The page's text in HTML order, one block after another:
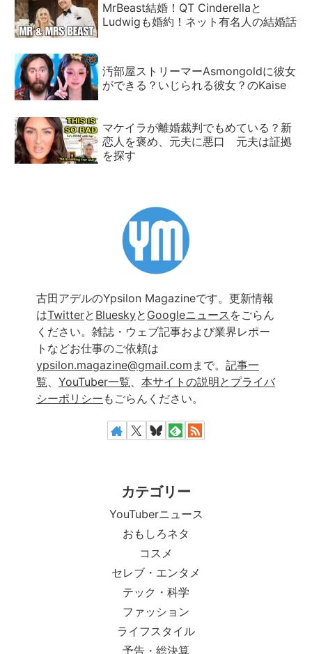
MrBeast結婚！QT Cinderellaと
Ludwigも婚約！ネット有名人の結婚話
汚部屋ストリーマーAsmongoldに彼女
ができる？いじられる彼女？のKaise
マケイラが離婚裁判でもめている？新
恋人を褒め、元夫に悪口 元夫は証拠
を探す
古田アデルのYpsilon Magazineです。更新情報
はTwitterと Blueskyと Googleニュース をごらん
ください。雑誌・ウェブ記事および業界レポー
トなどお仕事のご依頼は
ypsilon.magazine@gmail.com まで。 記事一
覧
YouTuber一覧
本サイトの説明とプライバ
シーポリシー もごらんください。
カテゴリー
YouTuberニュース
おもしろネタ
コスメ
セレブ・エンタメ
テック・科学
ファッション
ライフスタイル
予告・総決算